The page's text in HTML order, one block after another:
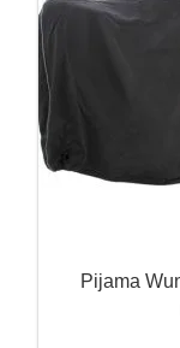
Pijama